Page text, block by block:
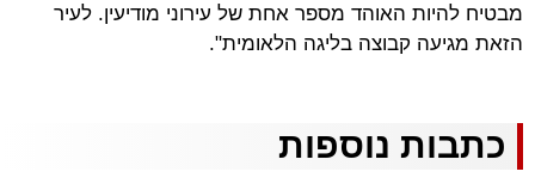
מבטיח להיות האוהד מספר אחת של עירוני מודיעין. לעיר
הזאת מגיעה קבוצה בליגה הלאומית".
כתבות נוספות